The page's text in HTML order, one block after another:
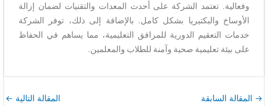
وفعالية. تعتمد الشركة على أحدث المعدات والتقنيات لضمان إزالة
الأوساخ والبكتيريا بشكل كامل. بالإضافة إلى ذلك، توفر الشركة
خدمات التعقيم الدورية للمرافق التعليمية، مما يساهم في الحفاظ
على بيئة تعليمية صحية وآمنة للطلاب والمعلمين.
→ المقالة السابقة المقالة التالية ←